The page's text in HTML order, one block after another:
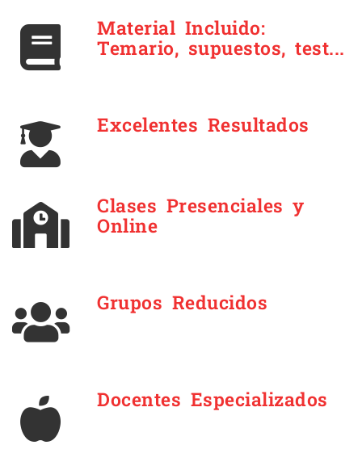
Material Incluido:
Temario, supuestos, test...
Excelentes Resultados
Clases Presenciales y
Online
Grupos Reducidos
Docentes Especializados